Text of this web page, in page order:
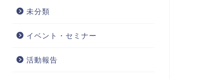
未分類
イベント・セミナー
活動報告